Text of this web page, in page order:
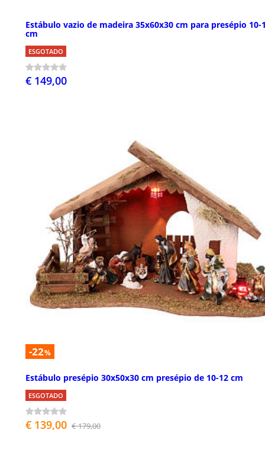
Estábulo vazio de madeira 35x60x30 cm para presépio 10-
cm
ESGOTADO
€ 149,00
-22%
Estábulo presépio 30x50x30 cm presépio de 10-12 cm
ESGOTADO
€ 139,00 € 179,00